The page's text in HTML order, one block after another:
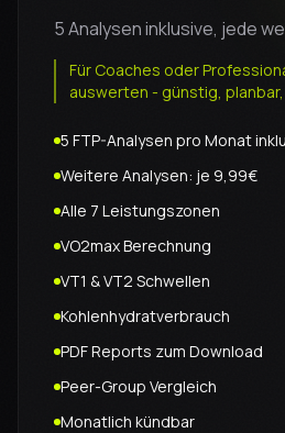
5 Analysen inklusive, jede
Für Coaches oder
auswerten - günstig,
5 FTP-Analysen pro Monat
Weitere Analysen: je 9,99€
Alle 7 Leistungszonen
VO2max Berechnung
VT1 & VT2 Schwellen
Kohlenhydratverbrauch
PDF Reports zum Download
Peer-Group Vergleich
Monatlich kündbar